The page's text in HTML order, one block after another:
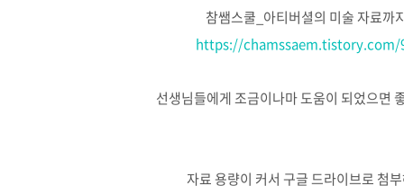
참쌤스쿨_아티버셜의 미술 자료까
https://chamssaem.tistory.com/
선생님들에게 조금이나마 도움이 되었으면
자료 용량이 커서 구글 드라이브로 첨